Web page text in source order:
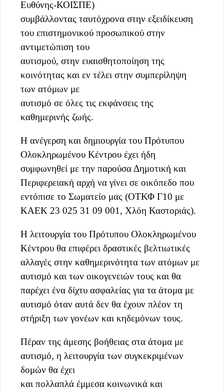
Ευθύνης-ΚΟΙΣΠΕ)
συμβάλλοντας ταυτόχρονα στην εξειδίκευση
του επιστημονικού προσωπικού στην
αντιμετώπιση του
αυτισμού, στην ευαισθητοποίηση της
κοινότητας και εν τέλει στην συμπερίληψη
των ατόμων με
αυτισμό σε όλες τις εκφάνσεις της
καθημερινής ζωής.
Η ανέγερση και δημιουργία του Πρότυπου
Ολοκληρωμένου Κέντρου έχει ήδη
συμφωνηθεί με την παρούσα Δημοτική και
Περιφερειακή αρχή να γίνει σε οικόπεδο που
εντόπισε το Σωματείο μας (ΟΤΚΦ Γ10 με
ΚΑΕΚ 23 025 31 09 001, Χλόη Καστοριάς).
Η λειτουργία του Πρότυπου Ολοκληρωμένου
Κέντρου θα επιφέρει δραστικές βελτιωτικές
αλλαγές στην καθημερινότητα των ατόμων με
αυτισμό και των οικογενειών τους και θα
παρέχει ένα δίχτυ ασφαλείας για τα άτομα με
αυτισμό όταν αυτά δεν θα έχουν πλέον τη
στήριξη των γονέων και κηδεμόνων τους.
Πέραν της άμεσης βοήθειας στα άτομα με
αυτισμό, η λειτουργία των συγκεκριμένων
δομών θα έχει
και πολλαπλά έμμεσα κοινωνικά και